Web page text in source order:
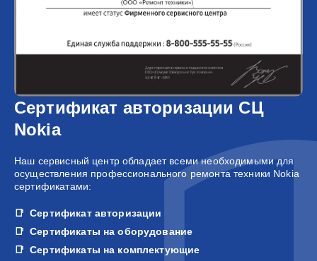
Сертификат авторизации СЦ
Nokia
Наш сервисный центр обладает всеми необходимыми для
осуществления профессионального ремонта техники Nokia
сертификатами:
Сертификат авторизации
Сертификаты на оборудование
Сертификаты на комплектующие